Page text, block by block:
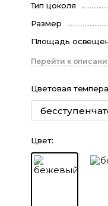
Тип цоколя
Размер
Площадь
Перейти к
Цветовая
Цвет: